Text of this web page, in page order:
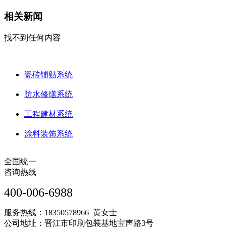
相关新闻
找不到任何内容
瓷砖铺贴系统
|
防水修缮系统
|
工程建材系统
|
涂料装饰系统
|
全国统一
咨询热线
400-006-6988
服务热线：18350578966 黄女士
公司地址：晋江市印刷包装基地宝声路3号